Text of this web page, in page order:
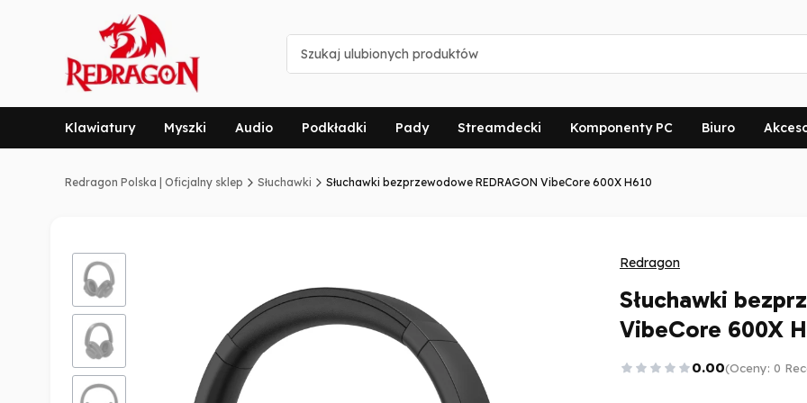
Klawiatury Myszki Audio Podkładki Pady Streamdecki Komponenty PC Biuro
Redragon Polska | Oficjalny sklep Słuchawki Słuchawki bezprzewodowe REDRAGON VibeCore 600X H610
Redragon
Słuchawki
VibeCore 600X
0.00(Oceny: 0